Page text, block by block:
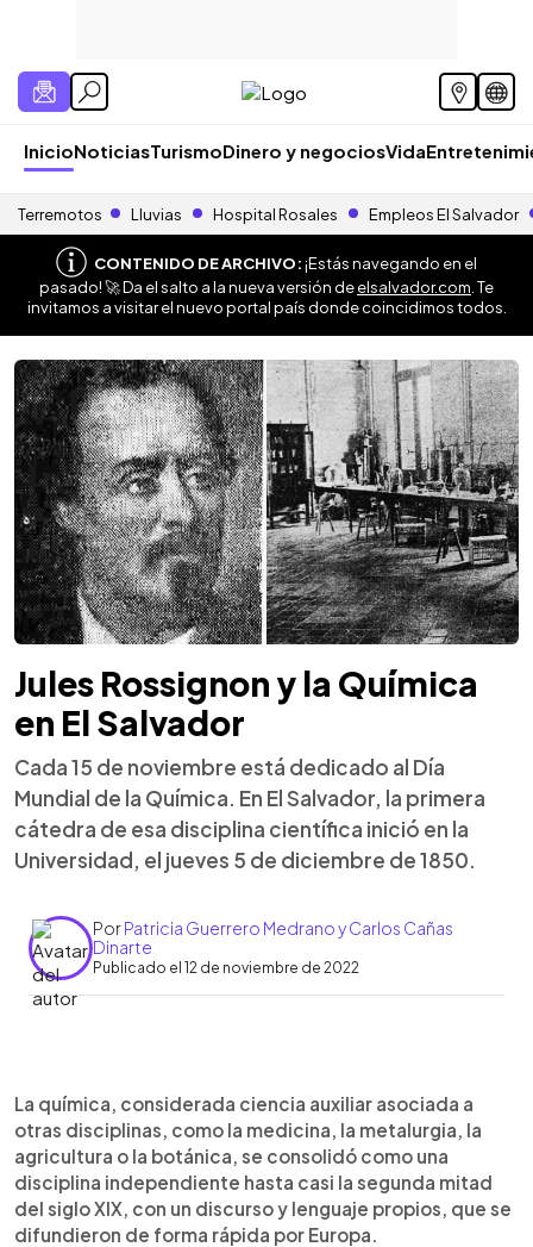
InicioNoticiasTurismoDinero y negociosVida
Terremotos Lluvias Hospital Rosales Empleos El Salvador
CONTENIDO DE ARCHIVO:¡Estás navegando en el
pasado! 🚀 Da el salto a la nueva versión deelsalvador.com . Te
invitamos a visitar el nuevo portal país donde coincidimos todos.
Jules Rossignon y la Química
en El Salvador
Cada 15 de noviembre está dedicado al Día
Mundial de la Química. En El Salvador, la primera
cátedra de esa disciplina científica inició en la
Universidad, el jueves 5 de diciembre de 1850.
PorPatricia Guerrero Medrano y Carlos Cañas
Dinarte
Publicado el 12 de noviembre de 2022
► Escuchar artículo
La química, considerada ciencia auxiliar asociada a
otras disciplinas, como la medicina, la metalurgia, la
agricultura o la botánica, se consolidó como una
disciplina independiente hasta casi la segunda mitad
del siglo XIX, con un discurso y lenguaje propios, que se
difundieron de forma rápida por Europa.